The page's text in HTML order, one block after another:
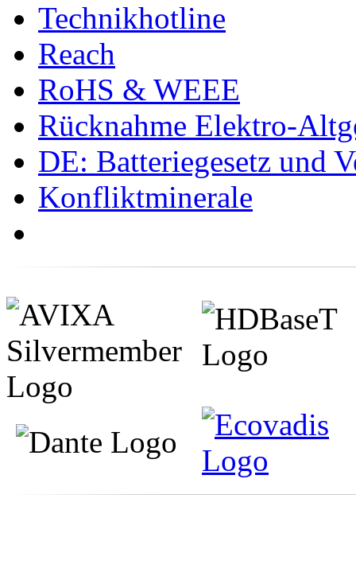
Technikhotline
Reach
RoHS & WEEE
Rücknahme Elektro-
DE: Batteriegesetz und
Konfliktminerale